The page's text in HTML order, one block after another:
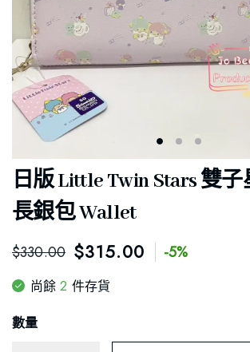
日版 Little Twin Stars 雙
長銀包 Wallet
$330.00 $315.00 -5%
尚餘2 件存貨
數量